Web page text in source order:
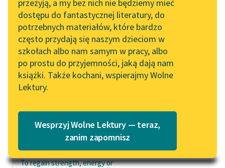
online z tłumaczkami
literatury skandynawskiej
Spotkanie z Katarzyną
Tunkiel w Oslo
102. lata temu zmarł
Joseph Conrad
Lektury szkolne i klasyka
literatury do słuchania dla
uczennic i uczniów z
API
OAI-PMH
Widget Wolnych Lektur
Przypisy
Katalog w formacie PDF
przeżyją, a my bez nich nie będziemy mieć
dostępu do fantastycznej literatury, do
potrzebnych materiałów, które bardzo
często przydają się naszym dzieciom w
szkołach albo nam samym w pracy, albo
po prostu do przyjemności, jaką dają nam
książki. Także kochani, wspierajmy Wolne
Lektury.
Wesprzyj Wolne Lektury — teraz,
zanim zapomnisz
Kometa zawraca
Kim jest ta, która wydaje się
chmurą
Zapewne
Wyśmienita, śpiewana gra do
rana
To regain strength, energy or
czytaj online